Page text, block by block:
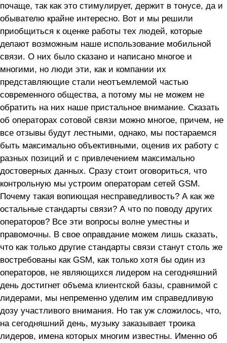
почаще, так как это стимулирует, держит в тонусе, да и
обывателю крайне интересно. Вот и мы решили
приобщиться к оценке работы тех людей, которые
делают возможным наше использование мобильной
связи. О них было сказано и написано многое и
многими, но люди эти, как и компании их
представляющие стали неотъемлемой частью
современного общества, а потому мы не можем не
обратить на них наше пристальное внимание. Сказать
об операторах сотовой связи можно многое, причем, не
все отзывы будут лестными, однако, мы постараемся
быть максимально объективными, оценив их работу с
разных позиций и с привлечением максимально
достоверных данных. Сразу стоит оговориться, что
контрольную мы устроим операторам сетей GSM.
Почему такая вопиющая несправедливость? А как же
остальные стандарты связи? А что по поводу других
операторов? Все эти вопросы волне уместны и
правомочны. В свое оправдание можем лишь сказать,
что как только другие стандарты связи станут столь же
востребованы как GSM, как только хотя бы один из
операторов, не являющихся лидером на сегодняшний
день достигнет объема клиентской базы, сравнимой с
лидерами, мы непременно уделим им справедливую
дозу участливого внимания. Но так уж сложилось, что,
на сегодняшний день, музыку заказывает троика
лидеров, имена которых многим известны. Именно об